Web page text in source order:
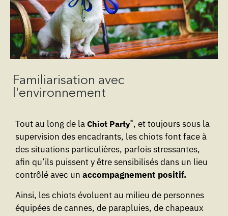
Familiarisation avec
l'environnement
Tout au long de la Chiot Party®, et toujours sous la
supervision des encadrants, les chiots font face à
des situations particulières, parfois stressantes,
afin qu’ils puissent y être sensibilisés dans un lieu
contrôlé avec un accompagnement positif.
Ainsi, les chiots évoluent au milieu de personnes
équipées de cannes, de parapluies, de chapeaux